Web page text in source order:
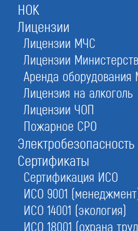
НОК
Лицензии
Лицензии МЧС
Лицензии
Аренда оборудования
Лицензия на алкоголь
Лицензии ЧОП
Пожарное СРО
Электробезопасность
Сертификаты
Сертификация ИСО
ИСО 9001
ИСО 14001 (экология)
ИСО 18001 (охрана
Оставьте заявку прямо
Заказать консультацию
При отправке данной формы вы
персональных данных.
Строителей
Проектировщиков